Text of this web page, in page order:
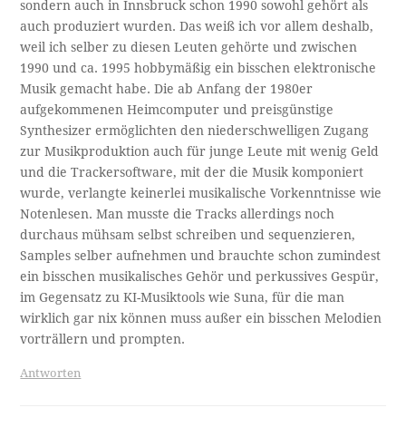
sondern auch in Innsbruck schon 1990 sowohl gehört als
auch produziert wurden. Das weiß ich vor allem deshalb,
weil ich selber zu diesen Leuten gehörte und zwischen
1990 und ca. 1995 hobbymäßig ein bisschen elektronische
Musik gemacht habe. Die ab Anfang der 1980er
aufgekommenen Heimcomputer und preisgünstige
Synthesizer ermöglichten den niederschwelligen Zugang
zur Musikproduktion auch für junge Leute mit wenig Geld
und die Trackersoftware, mit der die Musik komponiert
wurde, verlangte keinerlei musikalische Vorkenntnisse wie
Notenlesen. Man musste die Tracks allerdings noch
durchaus mühsam selbst schreiben und sequenzieren,
Samples selber aufnehmen und brauchte schon zumindest
ein bisschen musikalisches Gehör und perkussives Gespür,
im Gegensatz zu KI-Musiktools wie Suna, für die man
wirklich gar nix können muss außer ein bisschen Melodien
vorträllern und prompten.
Antworten